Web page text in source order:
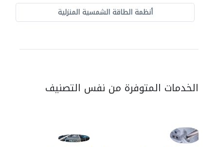
أنظمة الطاقة الشمسية المنزلية
الخدمات المتوفرة من نفس التصنيف